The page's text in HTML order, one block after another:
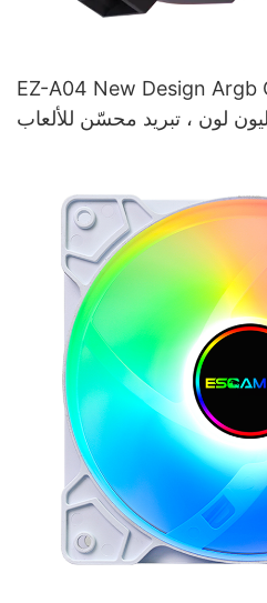
EZ-A04 New Design Argb
لون ، تبريد محسّن للألعاب